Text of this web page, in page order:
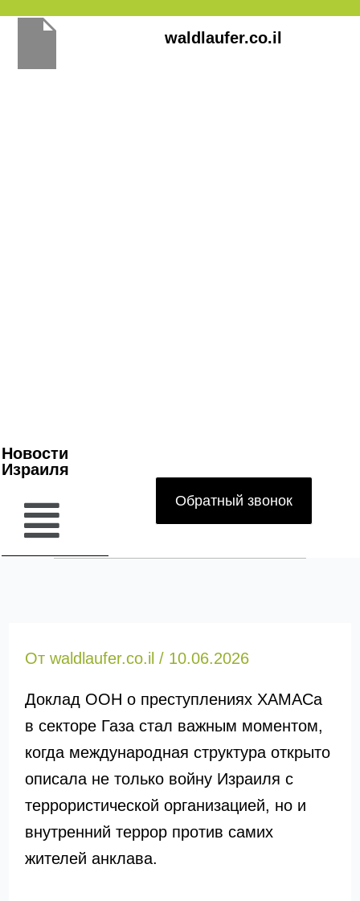
Перейти
содержимому
waldlaufer.co.il
Новости
Израиля
Обратный звонок
От waldlaufer.co.il / 10.06.2026
Доклад ООН о преступлениях ХАМАСа
в секторе Газа стал важным моментом,
когда международная структура открыто
описала не только войну Израиля с
террористической организацией, но и
внутренний террор против самих
жителей анклава.